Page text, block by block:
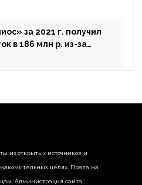
за 2021 г. получил
в 186 млн р. из-за
недвижимости
из открытых источников и
целях. Права на
Администрация сайта